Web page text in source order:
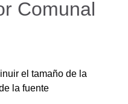
Comunal
el tamaño de la
la fuente